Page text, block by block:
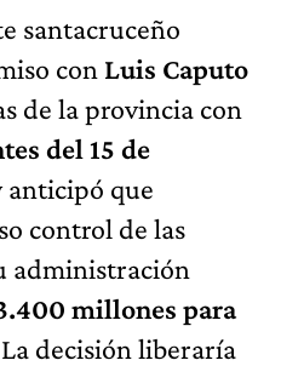
santacruceño
con Luis Caputo
de la provincia con
del 15 de
anticipó que
control de las
administración
millones para
decisión liberaría